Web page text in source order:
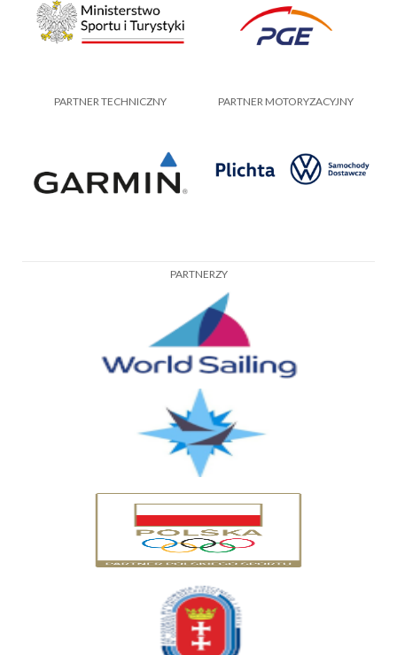
PARTNER TECHNICZNY PARTNER MOTORYZACYJNY
PARTNERZY